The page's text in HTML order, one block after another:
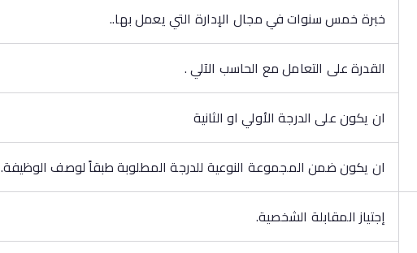
خبرة خمس سنوات في مجال الإدارة التي يعمل بها..
القدرة على التعامل مع الحاسب الآلي .
ان يكون على الدرجة الأولي او الثانية
ان يكون ضمن المجموعة النوعية للدرجة المطلوبة طبقاً لوصف الوظيفة.
إجتياز المقابلة الشخصية.